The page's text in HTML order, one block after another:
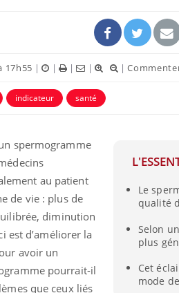
17h55 | | | | |
indicateur santé
Le
qualité
Selon
plus
Cet
mode
spermogramme
au patient
de vie : plus de
diminution
est d’améliorer la
avoir un
pourrait-il
que ceux liés
la
la rend
osait en parler??
En 2026, l'insuline dans le
reste entourée d'idées
patients comme parfois